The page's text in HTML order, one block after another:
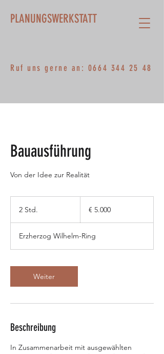
PLANUNGSWERKSTATT
Ruf uns gerne an: 0664 344 25 48
Bauausführung
Von der Idee zur Realität
2 Std.
d
.
€ 5.000
Erzherzog Wilhelm-Ring
Weiter
Beschreibung
In Zusammenarbeit mit ausgewählten